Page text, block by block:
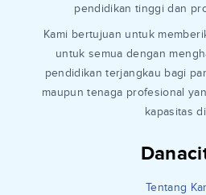
Tentang
pendidikan tinggi dan
Kami bertujuan untuk
untuk semua dengan
pendidikan terjangkau bagi
maupun tenaga profesional
kapasitas